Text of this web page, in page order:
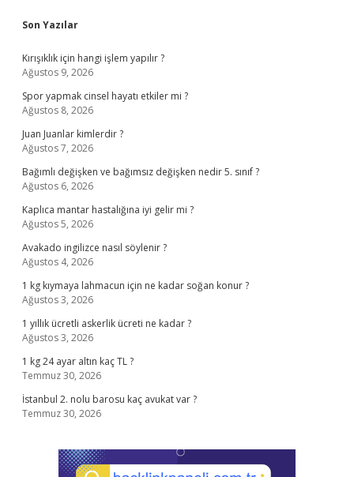
Sidebar
Son Yazılar
Kırışıklık için hangi işlem yapılır ?
Ağustos 9, 2026
Spor yapmak cinsel hayatı etkiler mi ?
Ağustos 8, 2026
Juan Juanlar kimlerdir ?
Ağustos 7, 2026
Bağımlı değişken ve bağımsız değişken nedir 5. sınıf ?
Ağustos 6, 2026
Kaplıca mantar hastalığına iyi gelir mi ?
Ağustos 5, 2026
Avakado ingilizce nasıl söylenir ?
Ağustos 4, 2026
1 kg kıymaya lahmacun için ne kadar soğan konur ?
Ağustos 3, 2026
1 yıllık ücretli askerlik ücreti ne kadar ?
Ağustos 3, 2026
1 kg 24 ayar altın kaç TL ?
Temmuz 30, 2026
İstanbul 2. nolu barosu kaç avukat var ?
Temmuz 30, 2026